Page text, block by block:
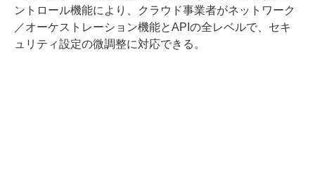
ントロール機能により、クラウド事業者がネットワーク
／オーケストレーション機能とAPIの全レベルで、セキ
ュリティ設定の微調整に対応できる。